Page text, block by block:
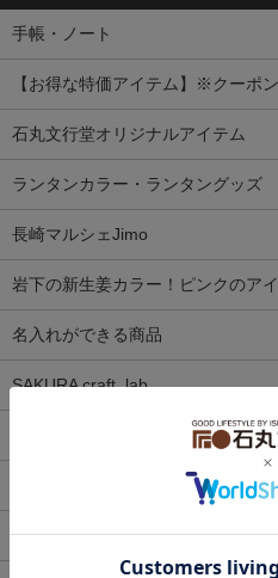
手帳・ノート
【お得な特価アイテム】※クーポ
石丸文行堂オリジナルアイテム
ランタンカラー・ランタングッズ
長崎マルシェJimo
岩下の新生姜カラー！ピンクのア
名入れができる商品
SAKURA craft_lab
ガラスペン